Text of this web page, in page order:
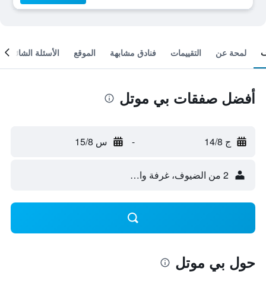
لمحة عن التقييمات فنادق مشابهة الموقع الأسئلة الشائعة
أفضل صفقات بي موتل
ج 14/8 - س 15/8
2 من الضيوف، غرفة واحدة
حول بي موتل